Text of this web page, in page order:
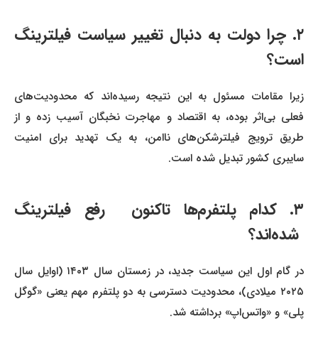
۲. چرا دولت به دنبال تغییر سیاست فیلترینگ
است؟
زیرا مقامات مسئول به این نتیجه رسیده‌اند که محدودیت‌های
فعلی بی‌اثر بوده، به اقتصاد و مهاجرت نخبگان آسیب زده و از
طریق ترویج فیلترشکن‌های ناامن، به یک تهدید برای امنیت
سایبری کشور تبدیل شده است.
۳. کدام پلتفرم‌ها تاکنون رفع فیلترینگ
شده‌اند؟
در گام اول این سیاست جدید، در زمستان سال ۱۴۰۳ (اوایل سال
۲۰۲۵ میلادی)، محدودیت دسترسی به دو پلتفرم مهم یعنی «گوگل
پلی» و «واتس‌اپ» برداشته شد.